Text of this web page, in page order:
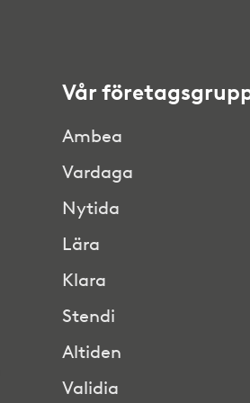
Vår
Ambea
Vardaga
Nytida
Lära
Klara
Stendi
Altiden
Validia